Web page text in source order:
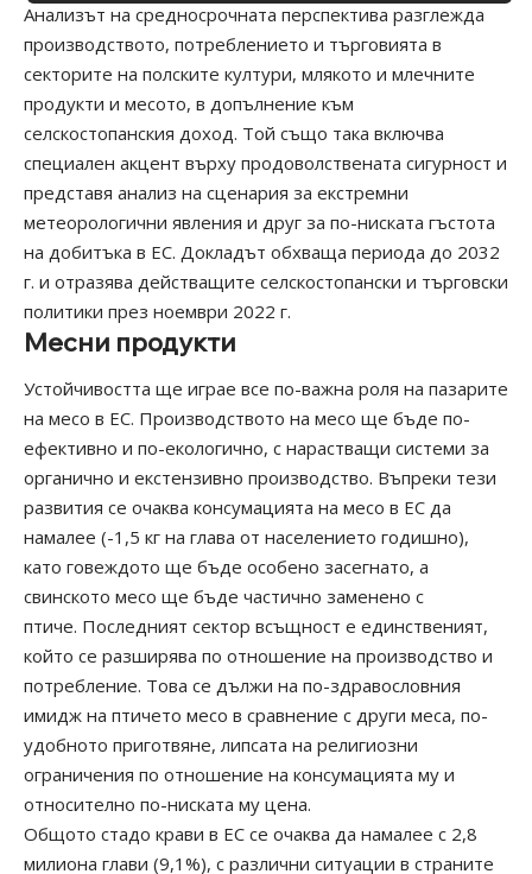
Анализът на средносрочната перспектива разглежда
производството, потреблението и търговията в
секторите на полските култури, млякото и млечните
продукти и месото, в допълнение към
селскостопанския доход. Той също така включва
специален акцент върху продоволствената сигурност и
представя анализ на сценария за екстремни
метеорологични явления и друг за по-ниската гъстота
на добитъка в ЕС. Докладът обхваща периода до 2032
г. и отразява действащите селскостопански и търговски
политики през ноември 2022 г.
Месни продукти
Устойчивостта ще играе все по-важна роля на пазарите
на месо в ЕС. Производството на месо ще бъде по-
ефективно и по-екологично, с нарастващи системи за
органично и екстензивно производство. Въпреки тези
развития се очаква консумацията на месо в ЕС да
намалее (-1,5 кг на глава от населението годишно),
като говеждото ще бъде особено засегнато, а
свинското месо ще бъде частично заменено с
птиче. Последният сектор всъщност е единственият,
който се разширява по отношение на производство и
потребление. Това се дължи на по-здравословния
имидж на птичето месо в сравнение с други меса, по-
удобното приготвяне, липсата на религиозни
ограничения по отношение на консумацията му и
относително по-ниската му цена.
Общото стадо крави в ЕС се очаква да намалее с 2,8
милиона глави (9,1%), с различни ситуации в страните